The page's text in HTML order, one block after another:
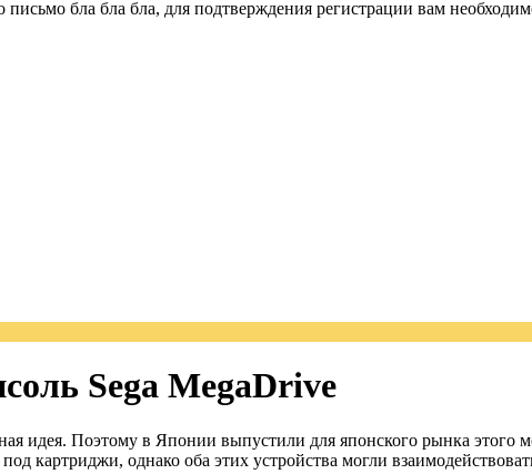
бла бла бла, для подтверждения регистрации вам
Sega MegaDrive
идея. Поэтому в Японии выпустили для японского рынка
картриджи, однако оба этих устройства могли